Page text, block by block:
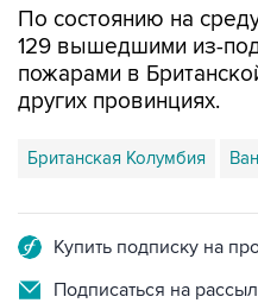
По состоянию на
129 вышедшими из-
пожарами в
других провинциях.
Британская Колумбия
Купить подписку на
Подписаться на